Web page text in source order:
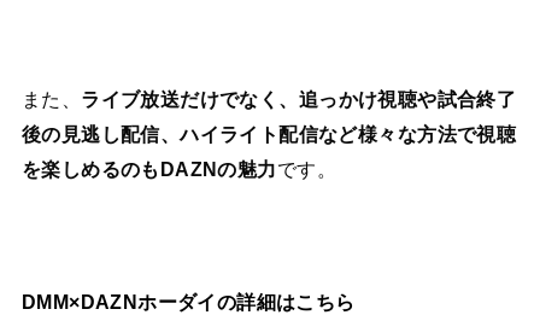
また、 ライブ放送だけでなく、追っかけ視聴や試合終了
後の見逃し配信、ハイライト配信など様々な方法で視聴
を楽しめるのもDAZNの魅力です。
DMM×DAZNホーダイの詳細はこちら